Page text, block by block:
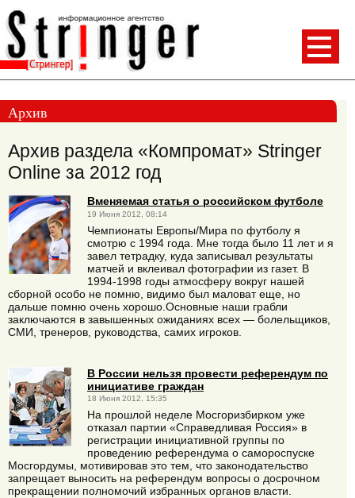
Архив
Архив раздела «Компромат» Stringer
Online за 2012 год
Вменяемая статья о российском футболе
19 Июня 2012, 08:14
Чемпионаты Европы/Мира по футболу я
смотрю с 1994 года. Мне тогда было 11 лет и я
завел тетрадку, куда записывал результаты
матчей и вклеивал фотографии из газет. В
1994-1998 годы атмосферу вокруг нашей
сборной особо не помню, видимо был маловат еще, но
дальше помню очень хорошо.Основные наши грабли
заключаются в завышенных ожиданиях всех — болельщиков,
СМИ, тренеров, руководства, самих игроков.
В России нельзя провести референдум по
инициативе граждан
18 Июня 2012, 15:35
На прошлой неделе Мосгоризбирком уже
отказал партии «Справедливая Россия» в
регистрации инициативной группы по
проведению референдума о самороспуске
Мосгордумы, мотивировав это тем, что законодательство
запрещает выносить на референдум вопросы о досрочном
прекращении полномочий избранных органов власти.